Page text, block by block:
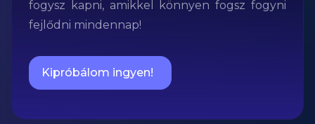
fogysz kapni, amikkel könnyen fogsz fogyni
fejlődni mindennap!
Kipróbálom ingyen!